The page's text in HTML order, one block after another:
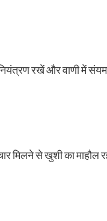
रखें और वाणी में
मिलने से खुशी का माहौल